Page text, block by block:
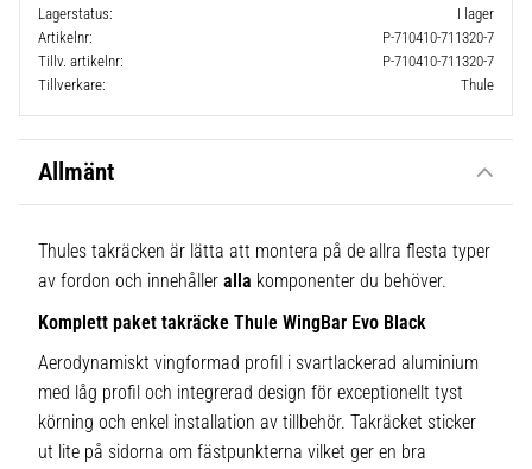
Lagerstatus
I lager
Artikelnr
P-710410-711320-7
Tillv. artikelnr
P-710410-711320-7
Tillverkare
Thule
Allmänt
Thules takräcken är lätta att montera på de allra flesta typer
av fordon och innehåller alla komponenter du behöver.
Komplett paket takräcke Thule WingBar Evo Black
Aerodynamiskt vingformad profil i svartlackerad aluminium
med låg profil och integrerad design för exceptionellt tyst
körning och enkel installation av tillbehör. Takräcket sticker
ut lite på sidorna om fästpunkterna vilket ger en bra